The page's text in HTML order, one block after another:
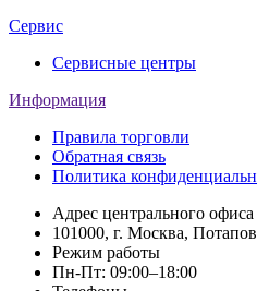
Сервис
Сервисные центры
Информация
Правила торговли
Обратная связь
Политика
Адрес центрального офиса
101000, г. Москва,
Режим работы
Пн-Пт: 09:00–18:00